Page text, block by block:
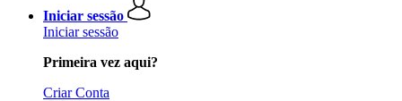
Iniciar sessão
Iniciar sessão
Primeira vez aqui?
Criar Conta